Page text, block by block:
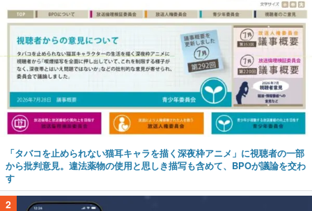
「タバコを止められない猫耳キャラを描く深夜枠アニメ」に視聴者の一部
から批判意見。違法薬物の使用と思しき描写も含めて、BPOが議論を交わ
す
2